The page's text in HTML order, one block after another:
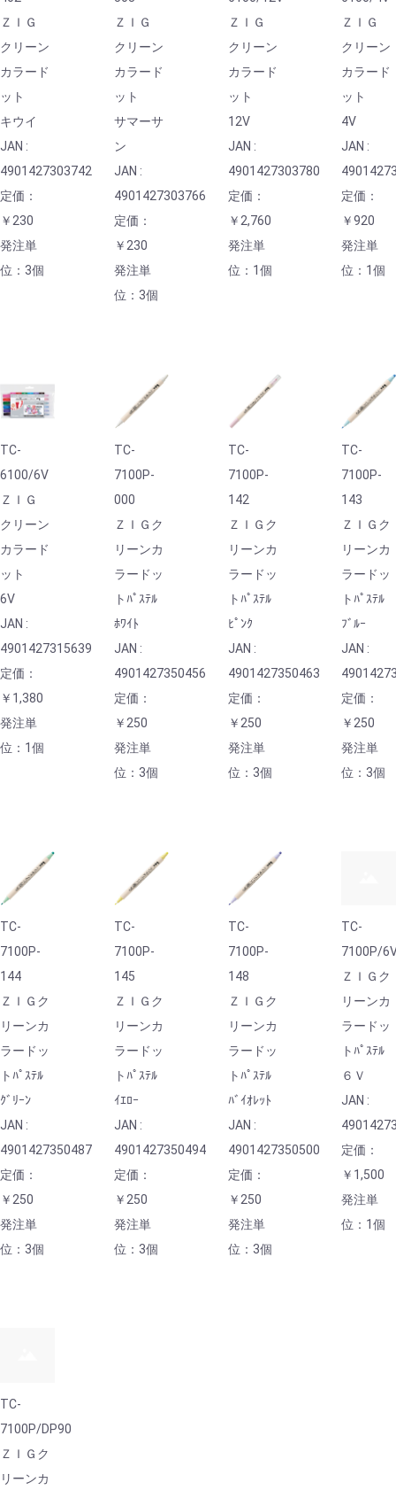
ＺＩＧ
クリーン
カラード
ット
キウイ
JAN :
4901427303742
定価：
￥230
発注単
位：3個
ＺＩＧ
クリーン
カラード
ット
サマーサ
ン
JAN :
4901427303766
定価：
￥230
発注単
位：3個
ＺＩＧ
クリーン
カラード
ット
12V
JAN :
4901427303780
定価：
￥2,760
発注単
位：1個
ＺＩＧ
クリーン
カラード
ット
4V
JAN :
定価：
￥920
発注単
位：1個
TC-
6100/6V
ＺＩＧ
クリーン
カラード
ット
6V
JAN :
4901427315639
定価：
￥1,380
発注単
位：1個
TC-
7100P-
000
ＺＩＧク
リーンカ
ラードッ
トﾊﾟｽﾃﾙ
ﾎﾜｲﾄ
JAN :
4901427350456
定価：
￥250
発注単
位：3個
TC-
7100P-
142
ＺＩＧク
リーンカ
ラードッ
トﾊﾟｽﾃﾙ
ﾋﾟﾝｸ
JAN :
4901427350463
定価：
￥250
発注単
位：3個
TC-
7100P-
143
ＺＩＧク
リーンカ
ラードッ
トﾊﾟｽﾃﾙ
ﾌﾞﾙｰ
JAN :
定価：
￥250
発注単
位：3個
TC-
7100P-
144
ＺＩＧク
リーンカ
ラードッ
トﾊﾟｽﾃﾙ
ｸﾞﾘｰﾝ
JAN :
4901427350487
定価：
￥250
発注単
位：3個
TC-
7100P-
145
ＺＩＧク
リーンカ
ラードッ
トﾊﾟｽﾃﾙ
ｲｴﾛｰ
JAN :
4901427350494
定価：
￥250
発注単
位：3個
TC-
7100P-
148
ＺＩＧク
リーンカ
ラードッ
トﾊﾟｽﾃﾙ
ﾊﾞｲｵﾚｯﾄ
JAN :
4901427350500
定価：
￥250
発注単
位：3個
TC-
7100P/
ＺＩＧク
リーンカ
ラードッ
トﾊﾟｽﾃﾙ
６Ｖ
JAN :
定価：
￥1,500
発注単
位：1個
TC-
7100P/DP90
ＺＩＧク
リーンカ